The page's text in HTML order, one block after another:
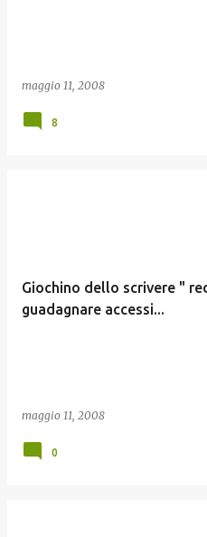
maggio 11, 2008
8
Giochino dello scrivere "
guadagnare accessi...
maggio 11, 2008
0